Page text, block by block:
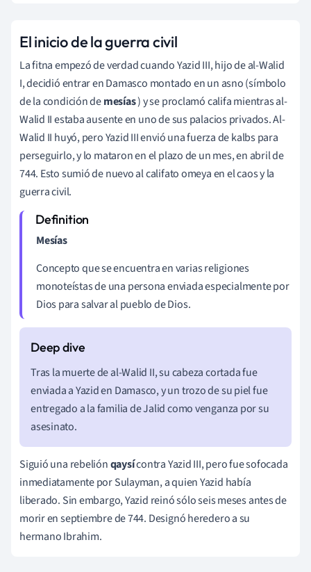
El inicio de la guerra civil
La fitna empezó de verdad cuando Yazid III, hijo de al-Walid
I, decidió entrar en Damasco montado en un asno (símbolo
de la condición demesías) y se proclamó califa mientras al-
Walid II estaba ausente en uno de sus palacios privados. Al-
Walid II huyó, pero Yazid III envió una fuerza de kalbs para
perseguirlo, y lo mataron en el plazo de un mes, en abril de
744. Esto sumió de nuevo al califato omeya en el caos y la
guerra civil.
Mesías
Concepto que se encuentra en varias religiones
monoteístas de una persona enviada especialmente por
Dios para salvar al pueblo de Dios.
Tras la muerte de al-Walid II, su cabeza cortada fue
enviada a Yazid en Damasco, y un trozo de su piel fue
entregado a la familia de Jalid como venganza por su
asesinato.
Siguió una rebeliónqaysícontra Yazid III, pero fue sofocada
inmediatamente por Sulayman, a quien Yazid había
liberado. Sin embargo, Yazid reinó sólo seis meses antes de
morir en septiembre de 744. Designó heredero a su
hermano Ibrahim.